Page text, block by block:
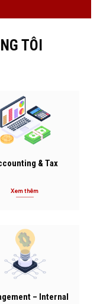
TÔI
& Tax
Xem thêm
– Internal